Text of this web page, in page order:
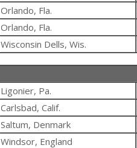
Orlando, Fla.
Orlando, Fla.
Wisconsin Dells, Wis.
Ligonier, Pa.
Carlsbad, Calif.
Saltum, Denmark
Windsor, England